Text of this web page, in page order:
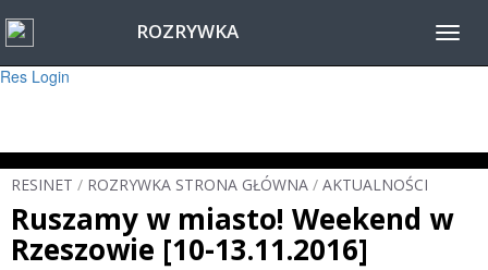
Warning
: session_start(): Failed to read session data: user (path: ) in
Res Login
ROZRYWKA
RESINET / ROZRYWKA STRONA GŁÓWNA / AKTUALNOŚCI
Ruszamy w miasto! Weekend w
Rzeszowie [10-13.11.2016]